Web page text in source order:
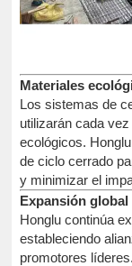
Materiales
Los sistemas de
utilizarán cada
ecológicos.
de ciclo cerrado
y minimizar el
Expansión
Honglu continúa
estableciendo
promotores